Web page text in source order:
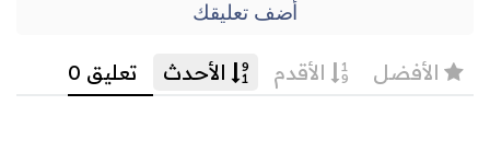
أضف تعليقك